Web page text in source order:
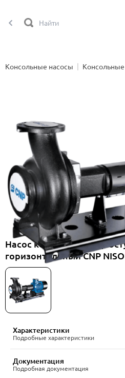
Консольные насосы
Насос консольный
горизонтальный CNP
Характеристики
Подробные характеристики
Документация
Подробная документация